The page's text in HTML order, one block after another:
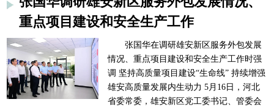
重点项目建设和安全生产工作
张国华在调研雄安新区服务外包发展
情况、重点项目建设和安全生产工作时强
调 坚持高质量项目建设“生命线” 持续增强
雄安高质量发展内生动力 5月16日，河北
省委常委，雄安新区党工委书记、管委会